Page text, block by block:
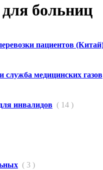
больниц
пациентов
служба медицинских газов
инвалидов ( 14 )
( 3 )